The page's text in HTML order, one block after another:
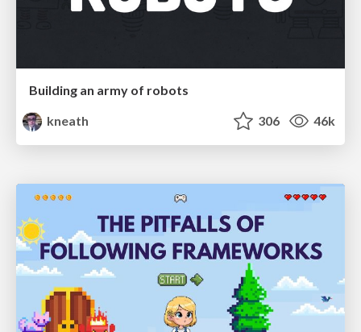
Building an army of robots
kneath
306 46k